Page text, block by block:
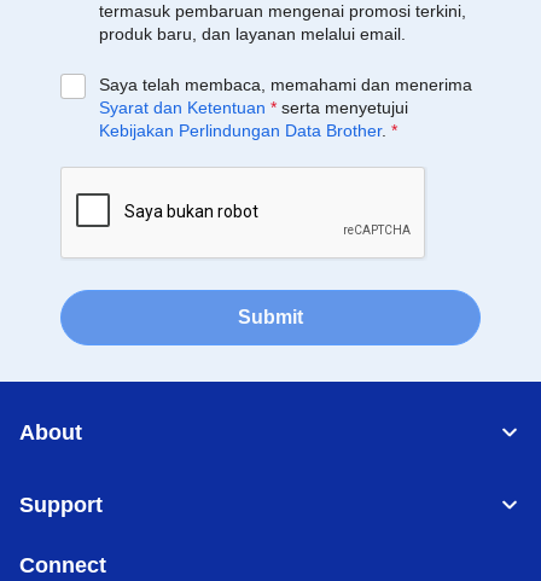
termasuk pembaruan mengenai promosi terkini,
produk baru, dan layanan melalui email.
Saya telah membaca, memahami dan menerima
Syarat dan Ketentuan * serta menyetujui
Kebijakan Perlindungan Data Brother. *
Submit
About
Support
Connect